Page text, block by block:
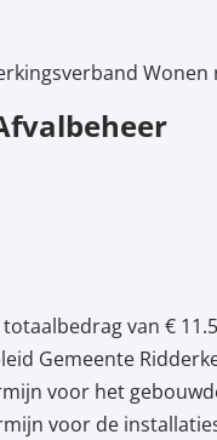
van €
Gemeente
voor het
voor de